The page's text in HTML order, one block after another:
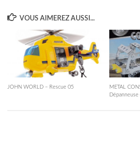
VOUS AIMEREZ AUSSI...
JOHN WORLD – Rescue 05
METAL
Dépanneuse